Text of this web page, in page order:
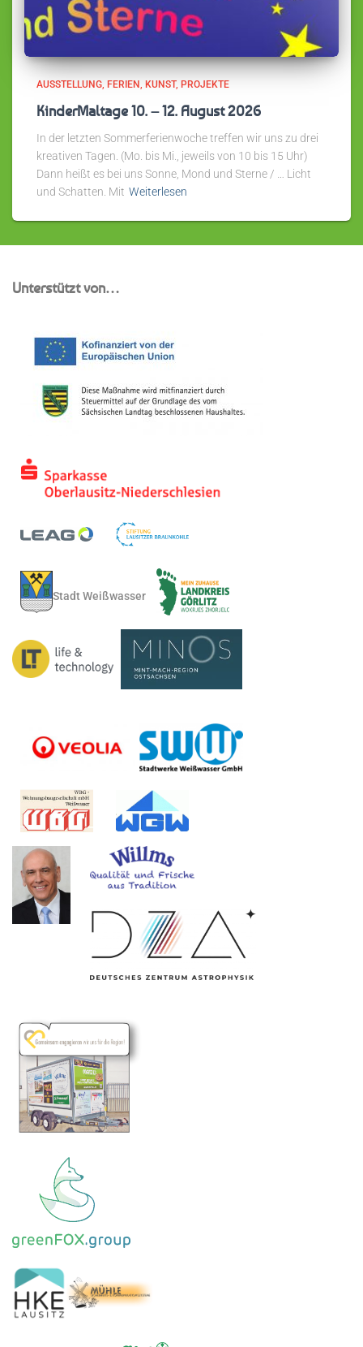
AUSSTELLUNG FERIEN KUNST PROJEKTE
KinderMaltage 10. – 12. August 2026
In der letzten Sommerferienwoche treffen wir uns zu drei
kreativen Tagen. (Mo. bis Mi., jeweils von 10 bis 15 Uhr)
Dann heißt es bei uns Sonne, Mond und Sterne / … Licht
und Schatten. Mit Weiterlesen
Unterstützt von…
Stadt Weißwasser